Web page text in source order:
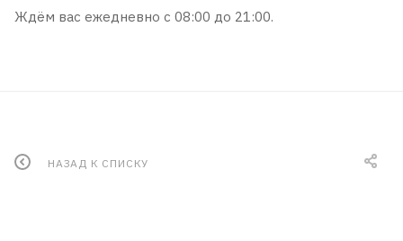
Ждём вас ежедневно с 08:00 до 21:00.
НАЗАД К СПИСКУ